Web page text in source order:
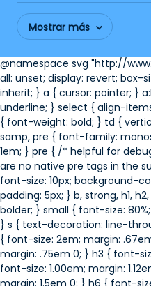
Mostrar más